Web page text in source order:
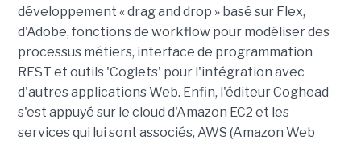
développement « drag and drop » basé sur Flex,
d'Adobe, fonctions de workflow pour modéliser des
processus métiers, interface de programmation
REST et outils 'Coglets' pour l'intégration avec
d'autres applications Web. Enfin, l'éditeur Coghead
s'est appuyé sur le cloud d'Amazon EC2 et les
services qui lui sont associés, AWS (Amazon Web